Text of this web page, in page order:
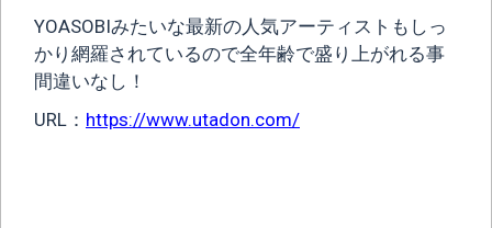
YOASOBIみたいな最新の人気アーティストもしっ
かり網羅されているので全年齢で盛り上がれる事
間違いなし！
URL： https://www.utadon.com/